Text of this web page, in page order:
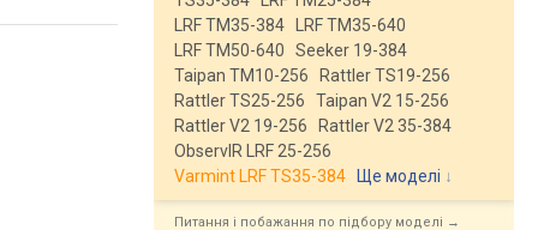
LRF TM35-384
LRF TM35-640
LRF TM50-640
Seeker 19-384
Taipan TM10-256
Rattler TS19-256
Rattler TS25-256
Taipan V2 15-256
Rattler V2 19-256
Rattler V2 35-384
ObservIR LRF 25-256
Varmint LRF TS35-384
Ще моделі ↓
Питання і побажання по підбору моделі →